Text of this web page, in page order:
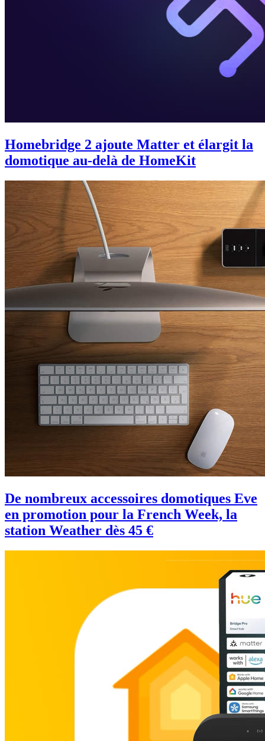
Homebridge 2 ajoute Matter et élargit la
domotique au-delà de HomeKit
De nombreux accessoires domotiques Eve
en promotion pour la French Week, la
station Weather dès 45 €